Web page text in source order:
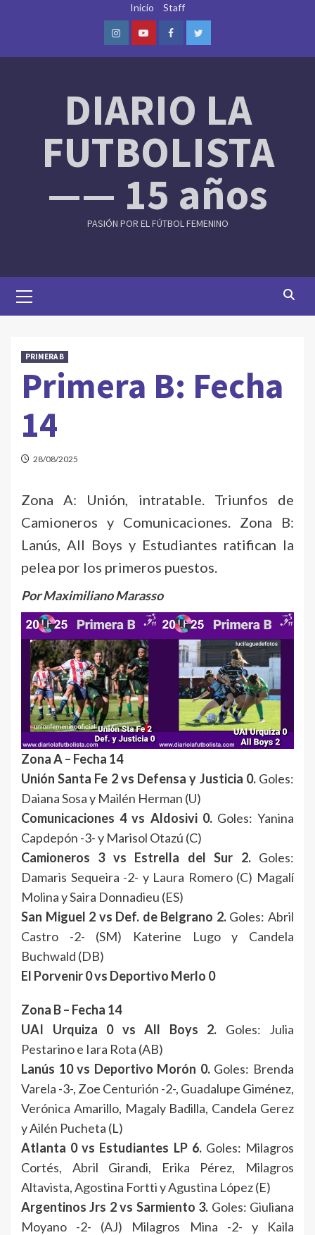
Inicio Staff
InstagramYoutubeFacebookTwitter
DIARIO LA
FUTBOLISTA
—— 15 años
PASIÓN POR EL FÚTBOL FEMENINO
Menu
PRIMERA B
Primera B: Fecha
14
28/08/2025
Zona A: Unión, intratable. Triunfos de
Camioneros y Comunicaciones. Zona B:
Lanús, All Boys y Estudiantes ratifican la
pelea por los primeros puestos.
Por Maximiliano Marasso
Zona A – Fecha 14
Unión Santa Fe 2 vs Defensa y Justicia 0. Goles:
Daiana Sosa y Mailén Herman (U)
Comunicaciones 4 vs Aldosivi 0. Goles: Yanina
Capdepón -3- y Marisol Otazú (C)
Camioneros 3 vs Estrella del Sur 2.Goles:
Damaris Sequeira -2- y Laura Romero (C) Magalí
Molina y Saira Donnadieu (ES)
San Miguel 2 vs Def. de Belgrano 2. Goles: Abril
Castro -2- (SM) Katerine Lugo y Candela
Buchwald (DB)
El Porvenir 0 vs Deportivo Merlo 0
Zona B – Fecha 14
UAI Urquiza 0 vs All Boys 2. Goles: Julia
Pestarino e Iara Rota (AB)
Lanús 10 vs Deportivo Morón 0.Goles: Brenda
Varela -3-, Zoe Centurión -2-, Guadalupe Giménez,
Verónica Amarillo, Magaly Badilla, Candela Gerez
y Ailén Pucheta (L)
Atlanta 0 vs Estudiantes LP 6.Goles: Milagros
Cortés, Abril Girandi, Erika Pérez, Milagros
Altavista, Agostina Fortti y Agustina López (E)
Argentinos Jrs 2 vs Sarmiento 3. Goles: Giuliana
Moyano -2- (AJ) Milagros Mina -2- y Kaila